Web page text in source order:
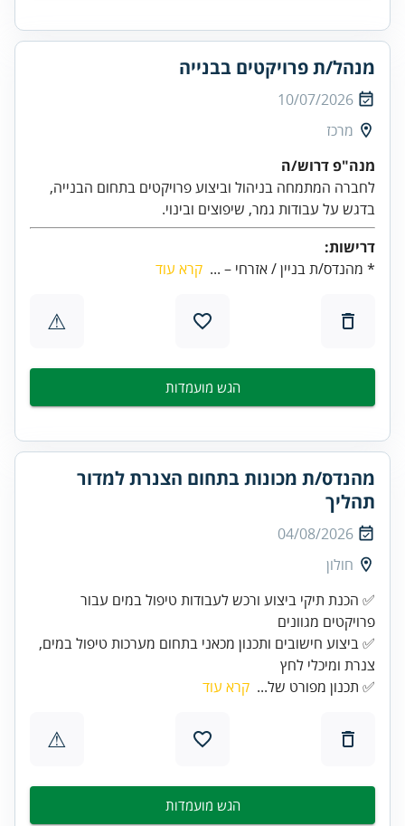
מנהל/ת פרויקטים בבנייה
10/07/2026
מרכז
מנה"פ דרוש/ה
לחברה המתמחה בניהול וביצוע פרויקטים בתחום הבנייה,
בדגש על עבודות גמר, שיפוצים ובינוי.
דרישות:
* מהנדס/ת בניין / אזרחי – ... קרא עוד
⚠
הגש מועמדות
מהנדס/ת מכונות בתחום הצנרת למדור
תהליך
04/08/2026
חולון
✅ הכנת תיקי ביצוע ורכש לעבודות טיפול במים עבור
✅ ביצוע חישובים ותכנון מכאני בתחום מערכות טיפול במים,
צנרת ומיכלי לחץ
✅ תכנון מפורט של... קרא עוד
⚠
הגש מועמדות